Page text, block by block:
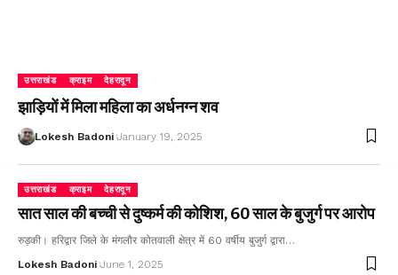
उत्तराखंड क्राइम देहरादून
झाड़ियों में मिला महिला का अर्धनग्न शव
Lokesh Badoni January 19, 2025
उत्तराखंड क्राइम देहरादून
सात साल की बच्ची से दुष्कर्म की कोशिश, 60 साल के बुजुर्ग पर आरोप
रुड़की। हरिद्वार जिले के मंगलौर कोतवाली क्षेत्र में 60 वर्षीय बुजुर्ग द्वारा…
Lokesh Badoni June 1, 2025